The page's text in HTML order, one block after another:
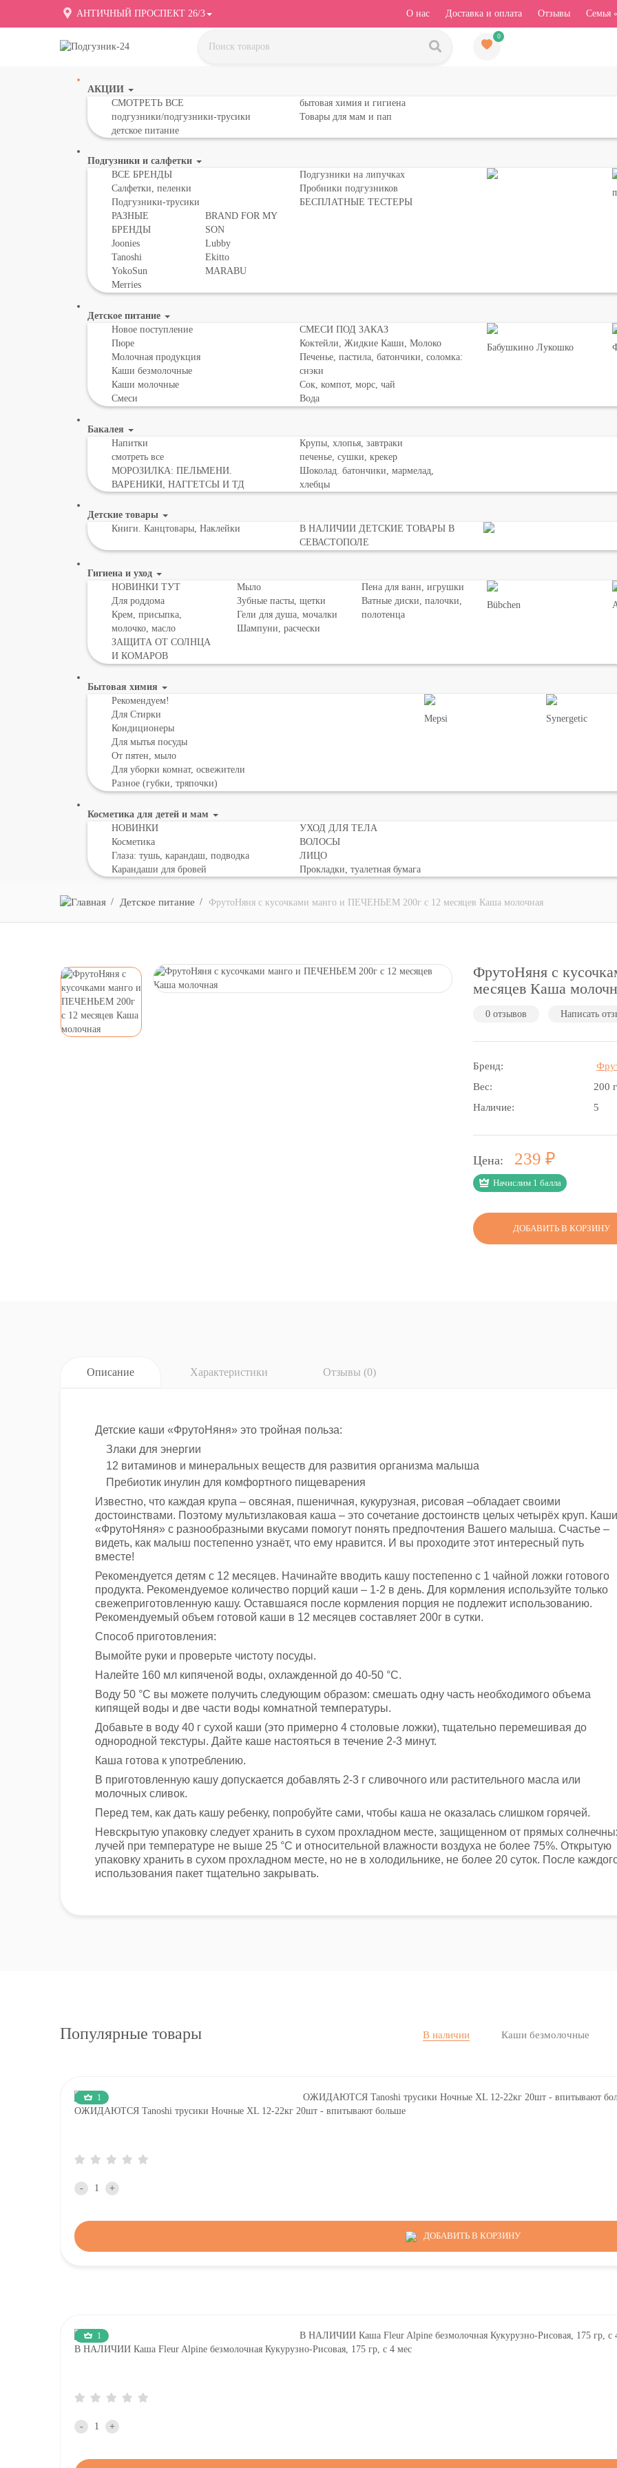
АНТИЧНЫЙ ПРОСПЕКТ 26/3 О нас Доставка и оплата Отзывы Семья
0
АКЦИИ
СМОТРЕТЬ ВСЕ
подгузники/подгузники-трусики
детское питание
бытовая химия и гигиена
Товары для мам и пап
Подгузники и салфетки
ВСЕ БРЕНДЫ
Салфетки, пеленки
Подгузники-трусики
РАЗНЫЕ
БРЕНДЫ
Joonies
Tanoshi
YokoSun
Merries
BRAND FOR MY
SON
Lubby
Ekitto
MARABU
Подгузники на липучках
Пробники подгузников
БЕСПЛАТНЫЕ ТЕСТЕРЫ
Детское питание
Новое поступление
Пюре
Молочная продукция
Каши безмолочные
Каши молочные
Смеси
СМЕСИ ПОД ЗАКАЗ
Коктейли, Жидкие Каши, Молоко
Печенье, пастила, батончики, соломка:
снэки
Сок, компот, морс, чай
Вода
Бабушкино Лукошко
Бакалея
Напитки
смотреть все
МОРОЗИЛКА: ПЕЛЬМЕНИ.
ВАРЕНИКИ, НАГГЕТСЫ И ТД
Крупы, хлопья, завтраки
печенье, сушки, крекер
Шоколад. батончики, мармелад,
хлебцы
Детские товары
Книги. Канцтовары, Наклейки
В НАЛИЧИИ ДЕТСКИЕ ТОВАРЫ В
СЕВАСТОПОЛЕ
Гигиена и уход
НОВИНКИ ТУТ
Для роддома
Крем, присыпка,
молочко, масло
ЗАЩИТА ОТ СОЛНЦА
И КОМАРОВ
Мыло
Зубные пасты, щетки
Гели для душа, мочалки
Шампуни, расчески
Пена для ванн, игрушки
Ватные диски, палочки,
полотенца
Bübchen
Бытовая химия
Рекомендуем!
Для Стирки
Кондиционеры
Для мытья посуды
От пятен, мыло
Для уборки комнат, освежители
Разное (губки, тряпочки)
Mepsi Synergetic
Косметика для детей и мам
НОВИНКИ
Косметика
Глаза: тушь, карандаш, подводка
Карандаши для бровей
УХОД ДЛЯ ТЕЛА
ВОЛОСЫ
ЛИЦО
Прокладки, туалетная бумага
Детское питание ФрутоНяня с кусочками манго и ПЕЧЕНЬЕМ 200г с 12 месяцев Каша молочная
ФрутоНяня с
месяцев Каша
0 отзывов Написать
Бренд:
Вес:
200
Наличие:
5
Цена: 239
Начислим 1 балла
ДОБАВИТЬ В КОРЗИНУ
Описание Характеристики Отзывы (0)
Детские каши «ФрутоНяня» это тройная польза:
Злаки для энергии
12 витаминов и минеральных веществ для развития организма малыша
Пребиотик инулин для комфортного пищеварения
Известно, что каждая крупа – овсяная, пшеничная, кукурузная, рисовая –обладает своими
достоинствами. Поэтому мультизлаковая каша – это сочетание достоинств целых четырёх круп. Каши
«ФрутоНяня» с разнообразными вкусами помогут понять предпочтения Вашего малыша. Счастье –
видеть, как малыш постепенно узнаёт, что ему нравится. И вы проходите этот интересный путь
вместе!
Рекомендуется детям с 12 месяцев. Начинайте вводить кашу постепенно с 1 чайной ложки готового
продукта. Рекомендуемое количество порций каши – 1-2 в день. Для кормления используйте только
свежеприготовленную кашу. Оставшаяся после кормления порция не подлежит использованию.
Рекомендуемый объем готовой каши в 12 месяцев составляет 200г в сутки.
Способ приготовления:
Вымойте руки и проверьте чистоту посуды.
Налейте 160 мл кипяченой воды, охлажденной до 40-50 °С.
Воду 50 °С вы можете получить следующим образом: смешать одну часть необходимого объема
кипящей воды и две части воды комнатной температуры.
Добавьте в воду 40 г сухой каши (это примерно 4 столовые ложки), тщательно перемешивая до
однородной текстуры. Дайте каше настояться в течение 2-3 минут.
Каша готова к употреблению.
В приготовленную кашу допускается добавлять 2-3 г сливочного или растительного масла или
молочных сливок.
Перед тем, как дать кашу ребенку, попробуйте сами, чтобы каша не оказалась слишком горячей.
Невскрытую упаковку следует хранить в сухом прохладном месте, защищенном от прямых
лучей при температуре не выше 25 °С и относительной влажности воздуха не более 75%. Открытую
упаковку хранить в сухом прохладном месте, но не в холодильнике, не более 20 суток. После
использования пакет тщательно закрывать.
Популярные товары В наличии Каши безмолочные
1
ОЖИДАЮТСЯ Tanoshi трусики Ночные XL 12-22кг 20шт - впитывают больше
- +
ДОБАВИТЬ В КОРЗИНУ
1
В НАЛИЧИИ Каша Fleur Alpine безмолочная Кукурузно-Рисовая, 175 гр, с 4 мес
- +